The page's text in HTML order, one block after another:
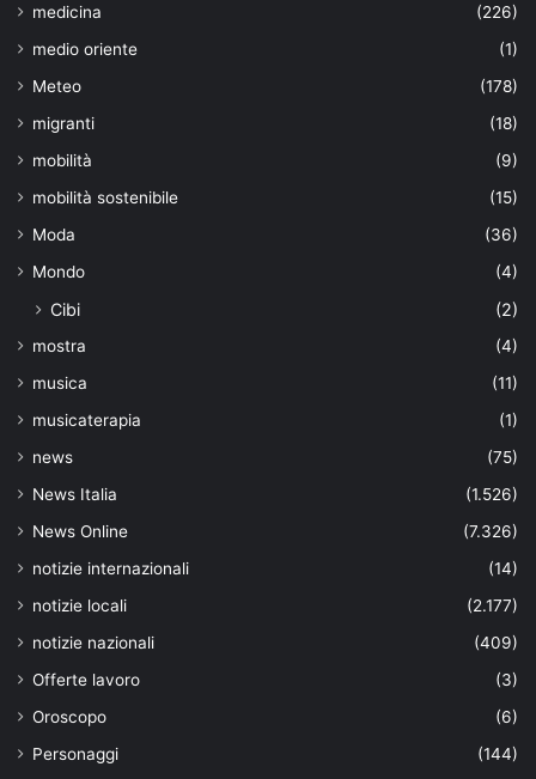
medicina
(226)
medio oriente
(1)
Meteo
(178)
migranti
(18)
mobilità
(9)
mobilità sostenibile
(15)
Moda
(36)
Mondo
(4)
Cibi (2)
mostra
(4)
musica
(11)
musicaterapia
(1)
news
(75)
News Italia
(1.526)
News Online
(7.326)
notizie internazionali
(14)
notizie locali
(2.177)
notizie nazionali
(409)
Offerte lavoro
(3)
Oroscopo
(6)
Personaggi
(144)